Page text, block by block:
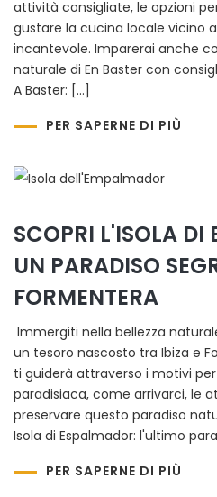
attività consigliate, le opzioni
gustare la cucina locale vicino
incantevole. Imparerai anche
naturale di En Baster con
A Baster: […]
PER SAPERNE DI PIÙ
SCOPRI L'ISOLA DI
UN PARADISO
FORMENTERA
Immergiti nella bellezza
un tesoro nascosto tra Ibiza e
ti guiderà attraverso i motivi
paradisiaca, come arrivarci, le
preservare questo paradiso
Isola di Espalmador: l'ultimo
PER SAPERNE DI PIÙ